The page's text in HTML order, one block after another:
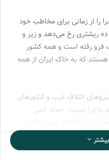
را از زمانی برای مخاطب خود
ده ریشتری رخ می‌دهد و زیر و
فرو رفته است و همه کشور
هستند که به خاک ایران از همه
ائتلاف غرب و کشورهای
ماجرا نیست. حمله اتمی
ده ریشتری» رمانی
نوشته شده است.